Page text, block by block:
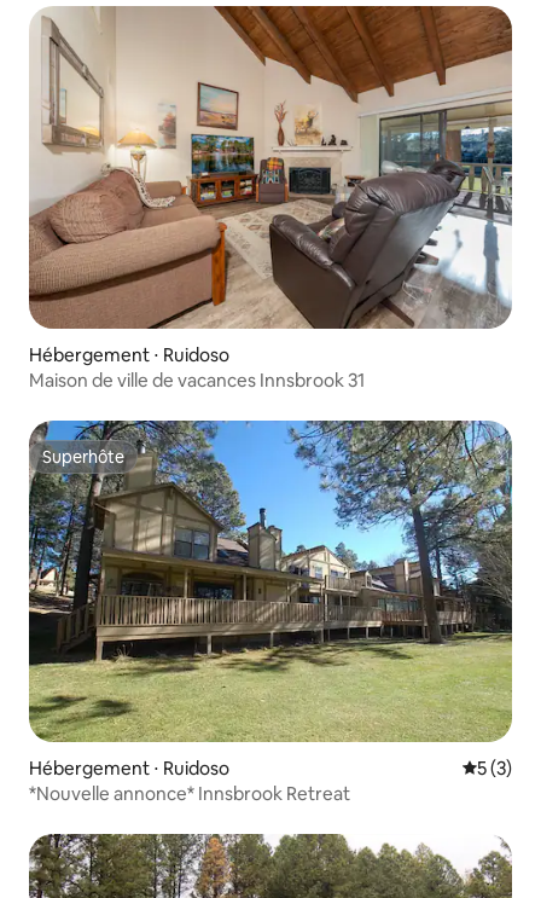
Hébergement ⋅ Ruidoso
Maison de ville de vacances Innsbrook 31
Superhôte
Superhôte
Hébergement ⋅ Ruidoso
5 (3)
*Nouvelle annonce* Innsbrook Retreat